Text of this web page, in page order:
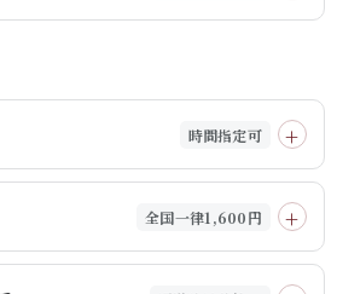
時間指定可
全国一律1,600円